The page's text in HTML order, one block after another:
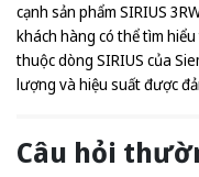
cạnh sản phẩm SIRIUS
khách hàng có thể tìm
thuộc dòng SIRIUS của
lượng và hiệu suất được
Câu hỏi